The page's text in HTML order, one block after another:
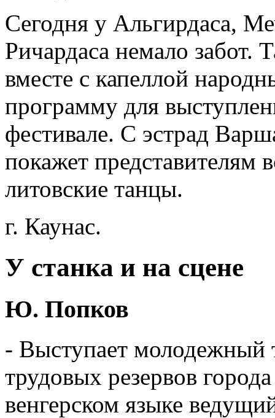
Сегодня у Альгирдаса,
Ричардаса немало забот.
вместе с капеллой
программу для
фестивале. С эстрад
покажет представителям
литовские танцы.
г. Каунас.
У станка и на сцене
Ю. Попков
- Выступает молодежный
трудовых резервов
венгерском языке